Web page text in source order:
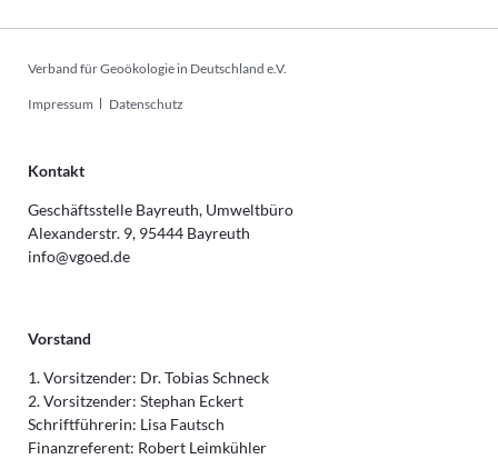
Verband für Geoökologie in Deutschland e.V.
Navigation
Impressum Datenschutz
Kontakt
Geschäftsstelle Bayreuth, Umweltbüro
Alexanderstr. 9, 95444 Bayreuth
info@vgoed.de
Vorstand
1. Vorsitzender: Dr. Tobias Schneck
2. Vorsitzender: Stephan Eckert
Schriftführerin: Lisa Fautsch
Finanzreferent: Robert Leimkühler